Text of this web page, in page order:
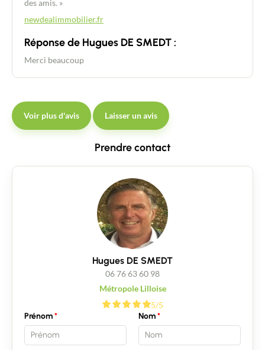
des amis. »
newdealimmobilier.fr
Réponse de Hugues DE SMEDT :
Merci beaucoup
Voir plus d'avis Laisser un avis
Prendre contact
Hugues DE SMEDT
06 76 63 60 98
Métropole Lilloise
5/5
Prénom
Nom